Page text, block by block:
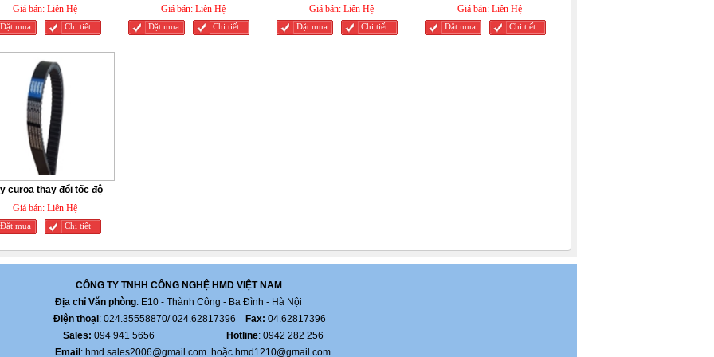
Giá bán:Liên Hệ
Đặt mua Chi tiết
Giá bán:Liên Hệ
Đặt mua Chi tiết
Giá bán:Liên Hệ
Đặt mua Chi tiết
Giá bán:Liên Hệ
Đặt mua Chi tiết
curoa thay đổi tốc độ
Giá bán:Liên Hệ
Đặt mua Chi tiết
CÔNG TY TNHH CÔNG NGHỆ HMD VIỆT NAM
Địa chỉ Văn phòng: E10 - Thành Công - Ba Đình - Hà Nội
Điện thoại: 024.35558870/ 024.62817396 Fax: 04.62817396
Sales: 094 941 5656 Hotline: 0942 282 256
Email : hmd.sales2006@gmail.com hoặc hmd1210@gmail.com